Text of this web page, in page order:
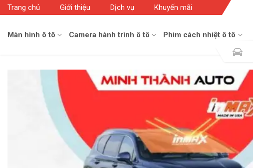
Skip
to
content
Trang chủ Giới thiệu Dịch vụ Khuyến mãi
Màn hình ô tô Camera hành trình ô tô Phim cách nhiệt ô tô